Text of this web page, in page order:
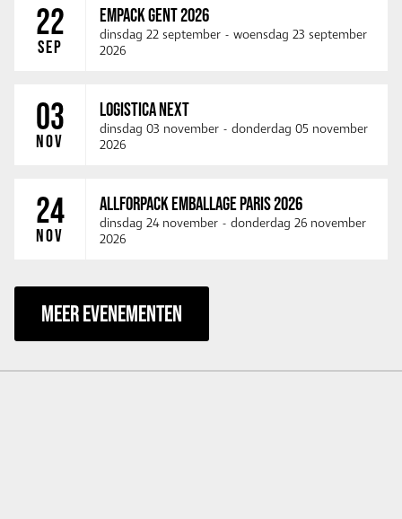
22
SEP
EMPACK GENT 2026
dinsdag 22 september - woensdag 23 september
2026
03
NOV
LOGISTICA NEXT
dinsdag 03 november - donderdag 05 november
2026
24
NOV
ALLFORPACK EMBALLAGE PARIS 2026
dinsdag 24 november - donderdag 26 november
2026
MEER EVENEMENTEN